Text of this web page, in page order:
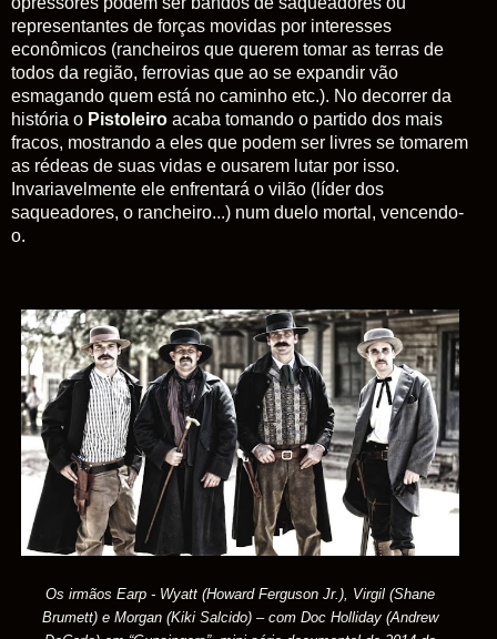
representantes de forças movidas por interesses
econômicos (rancheiros que querem tomar as terras de
todos da região, ferrovias que ao se expandir vão
esmagando quem está no caminho etc.). No decorrer da
história o Pistoleiro acaba tomando o partido dos mais
fracos, mostrando a eles que podem ser livres se tomarem
as rédeas de suas vidas e ousarem lutar por isso.
Invariavelmente ele enfrentará o vilão (líder dos
saqueadores, o rancheiro...) num duelo mortal, vencendo-
o.
Os irmãos Earp - Wyatt (Howard Ferguson Jr.), Virgil (Shane
Brumett) e Morgan (Kiki Salcido) – com Doc Holliday (Andrew